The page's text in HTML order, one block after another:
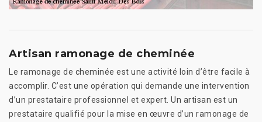
Artisan ramonage de cheminée
Le ramonage de cheminée est une activité loin d’être facile à
accomplir. C’est une opération qui demande une intervention
d’un prestataire professionnel et expert. Un artisan est un
prestataire qualifié pour la mise en œuvre d’un ramonage de